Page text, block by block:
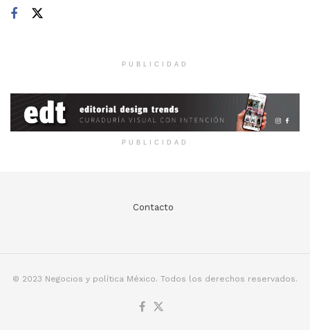
PUBLICIDAD
PUBLICIDAD
Contacto
© 2023 Negocios y política México. Todos los derechos reservados.